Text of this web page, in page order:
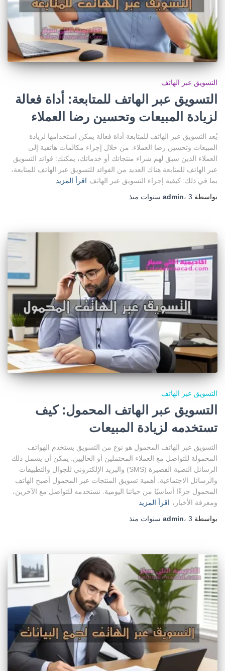
التسويق عبر الهاتف
التسويق عبر الهاتف للمتابعة: أداة فعالة
لزيادة المبيعات وتحسين رضا العملاء
يُعد التسويق عبر الهاتف للمتابعة أداة فعالة يمكن استخدامها لزيادة
المبيعات وتحسين رضا العملاء. من خلال إجراء مكالمات هاتفية إلى
العملاء الذين سبق لهم شراء منتجاتك أو خدماتك، يمكنك: فوائد التسويق
عبر الهاتف للمتابعة هناك العديد من الفوائد للتسويق عبر الهاتف للمتابعة،
بما في ذلك: كيفية إجراء التسويق عبر الهاتف اقرأ المزيد
بواسطة
admin، 3 سنوات منذ
التسويق عبر الهاتف
التسويق عبر الهاتف المحمول: كيف
تستخدمه لزيادة المبيعات
التسويق عبر الهاتف المحمول هو نوع من التسويق يستخدم الهواتف
المحمولة للتواصل مع العملاء المحتملين أو الحاليين. يمكن أن يشمل ذلك
الرسائل النصية القصيرة (SMS) والبريد الإلكتروني للجوال والتطبيقات
والرسائل الاجتماعية. أهمية تسويق المنتجات عبر المحمول أصبح الهاتف
المحمول جزءًا أساسيًا من حياتنا اليومية. نستخدمه للتواصل مع الآخرين،
ومعرفة الأخبار، اقرأ المزيد
بواسطة
admin، 3 سنوات منذ